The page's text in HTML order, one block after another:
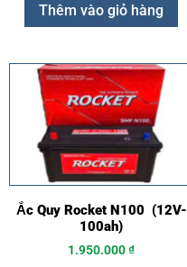
Thêm vào giỏ hàng
Ắc Quy Rocket N100 (12V-
100ah)
1.950.000₫